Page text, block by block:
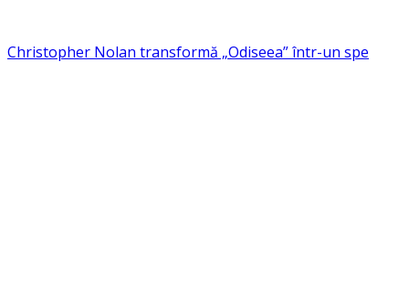
Christopher Nolan transformă „Odiseea” într-un spe